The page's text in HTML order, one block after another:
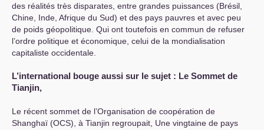
des réalités très disparates, entre grandes puissances (Brésil,
Chine, Inde, Afrique du Sud) et des pays pauvres et avec peu
de poids géopolitique. Qui ont toutefois en commun de refuser
l’ordre politique et économique, celui de la mondialisation
capitaliste occidentale.
L’international bouge aussi sur le sujet : Le Sommet de
Tianjin,
Le récent sommet de l’Organisation de coopération de
Shanghaï (OCS), à Tianjin regroupait, Une vingtaine de pays